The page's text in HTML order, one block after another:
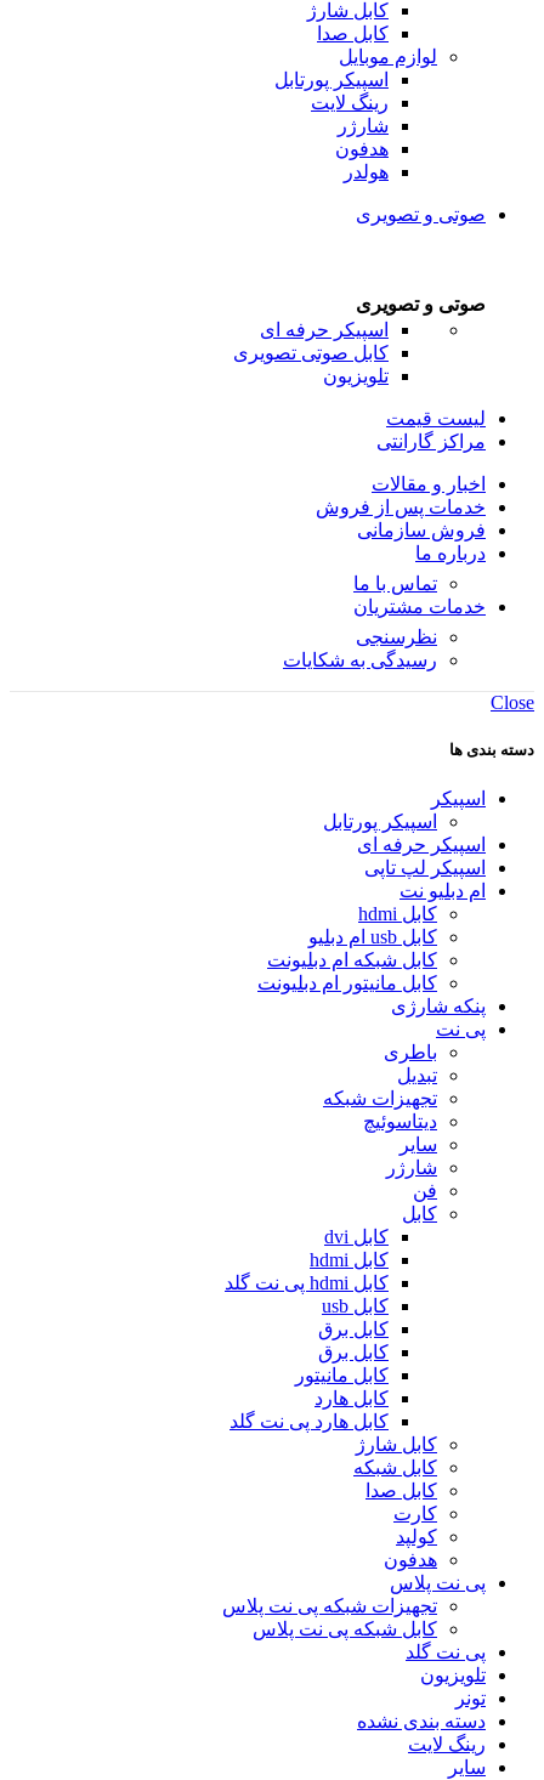
کابل شارژ
کابل صدا
لوازم موبایل
اسپیکر پورتابل
رینگ لایت
شارژر
هدفون
هولدر
صوتی و تصویری
صوتی و تصویری
اسپیکر حرفه ای
کابل صوتی تصویری
تلویزیون
لیست قیمت
مراکز گارانتی
اخبار و مقالات
خدمات پس از فروش
فروش سازمانی
درباره ما
تماس با ما
خدمات مشتریان
نظرسنجی
رسیدگی به شکایات
Close
دسته بندی ها
اسپیکر
اسپیکر پورتابل
اسپیکر حرفه ای
اسپیکر لپ تاپی
ام دبلیو نت
کابل hdmi
کابل usb ام دبلیو
کابل شبکه ام دبلیونت
کابل مانیتور ام دبلیونت
پنکه شارژی
پی نت
باطری
تبدیل
تجهیزات شبکه
دیتاسوئیچ
سایر
شارژر
فن
کابل
کابل dvi
کابل hdmi
کابل hdmi پی نت گلد
کابل usb
کابل برق
کابل برق
کابل مانیتور
کابل هارد
کابل هارد پی نت گلد
کابل شارژ
کابل شبکه
کابل صدا
کارت
کولپد
هدفون
پی نت پلاس
تجهیزات شبکه پی نت پلاس
کابل شبکه پی نت پلاس
پی نت گلد
تلویزیون
تونر
دسته بندی نشده
رینگ لایت
سایر